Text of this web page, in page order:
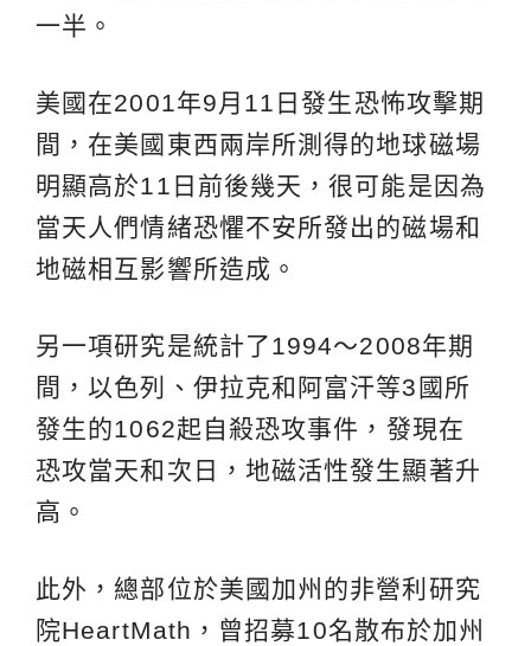
一半。
美國在2001年9月11日發生恐怖攻擊期
間，在美國東西兩岸所測得的地球磁場
明顯高於11日前後幾天，很可能是因為
當天人們情緒恐懼不安所發出的磁場和
地磁相互影響所造成。
另一項研究是統計了1994～2008年期
間，以色列、伊拉克和阿富汗等3國所
發生的1062起自殺恐攻事件，發現在
恐攻當天和次日，地磁活性發生顯著升
高。
此外，總部位於美國加州的非營利研究
院HeartMath，曾招募10名散布於加州